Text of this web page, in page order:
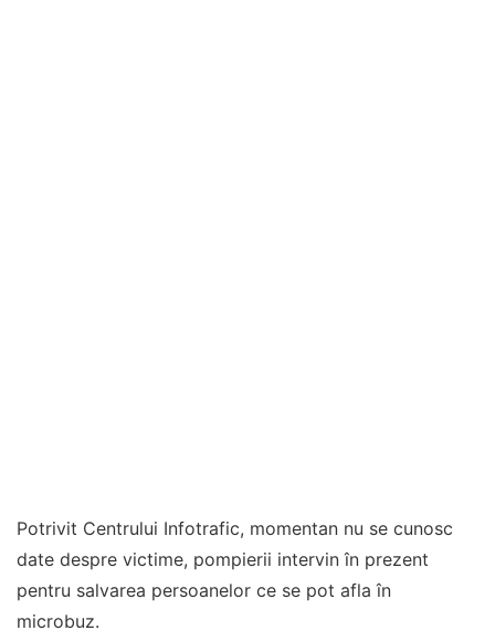
Potrivit Centrului Infotrafic, momentan nu se cunosc
date despre victime, pompierii intervin în prezent
pentru salvarea persoanelor ce se pot afla în
microbuz.